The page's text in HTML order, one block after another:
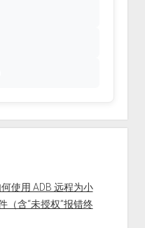
使用 ADB 远程为小
（含“未授权”报错终